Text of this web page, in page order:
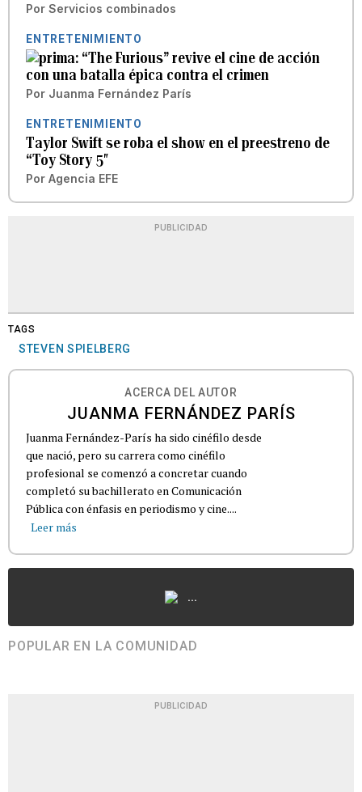
Por Servicios combinados
ENTRETENIMIENTO
“The Furious” revive el cine de acción
con una batalla épica contra el crimen
Por Juanma Fernández París
ENTRETENIMIENTO
Taylor Swift se roba el show en el preestreno de
“Toy Story 5″
Por Agencia EFE
PUBLICIDAD
TAGS
STEVEN SPIELBERG
ACERCA DEL AUTOR
JUANMA FERNÁNDEZ PARÍS
Juanma Fernández-París ha sido cinéfilo desde
que nació, pero su carrera como cinéfilo
profesional se comenzó a concretar cuando
completó su bachillerato en Comunicación
Pública con énfasis en periodismo y cine....
Leer más
...
POPULAR EN LA COMUNIDAD
PUBLICIDAD